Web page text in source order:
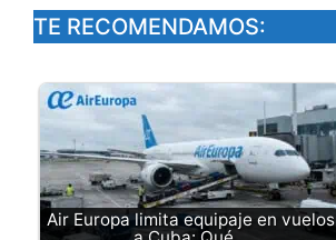
TE RECOMENDAMOS:
Air Europa limita equipaje en vuelos